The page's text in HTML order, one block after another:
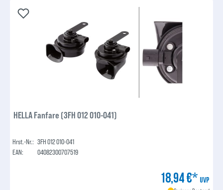
HELLA Fanfare (3FH 012 010-041)
Hrst.-Nr.: 3FH 012 010-041
EAN:
04082300707519
18,94 €* UVP